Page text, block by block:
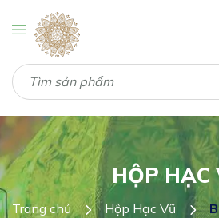
HỘP HẠC
Trang chủ Hộp Hạc Vũ